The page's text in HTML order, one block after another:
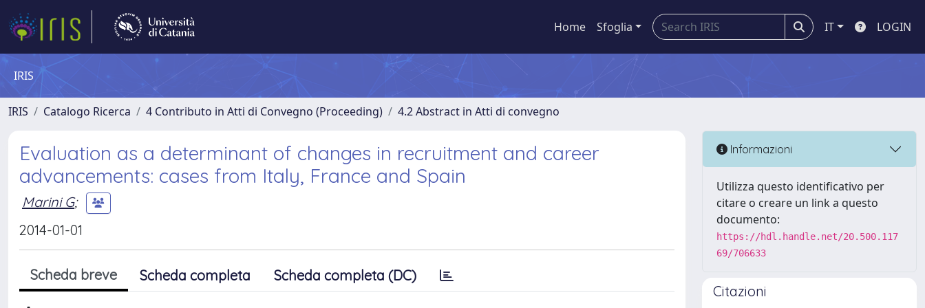
Home Sfoglia IT LOGIN
IRIS
IRIS Catalogo Ricerca 4 Contributo in Atti di Convegno (Proceeding) 4.2 Abstract in Atti di convegno
Evaluation as a determinant of changes in recruitment and career
advancements: cases from Italy, France and Spain
Marini G;
2014-01-01
Scheda breve Scheda completa Scheda completa (DC)
Informazioni
Utilizza questo identificativo per
citare o creare un link a questo
documento:
https://hdl.handle.net/20.500.117
69/706633
Citazioni